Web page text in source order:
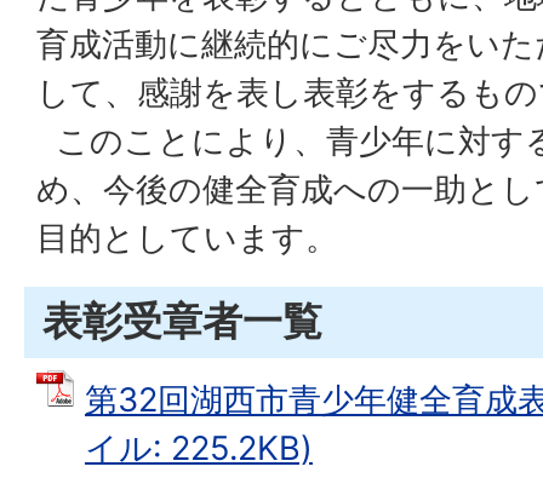
育成活動に継続的にご尽力をい
して、感謝を表し表彰をするも
このことにより、青少年に対す
め、今後の健全育成への一助と
目的としています。
表彰受章者一覧
第32回湖西市青少年健全育成
イル: 225.2KB)